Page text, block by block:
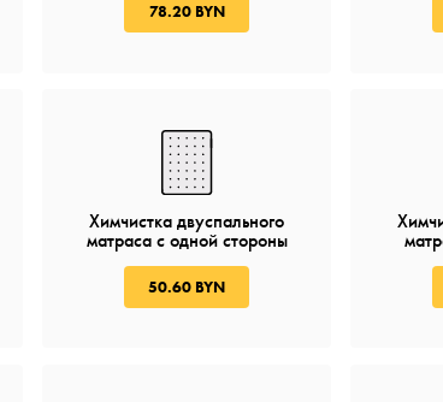
78.20 BYN
Химчистка двуспального
матраса с одной стороны
50.60 BYN